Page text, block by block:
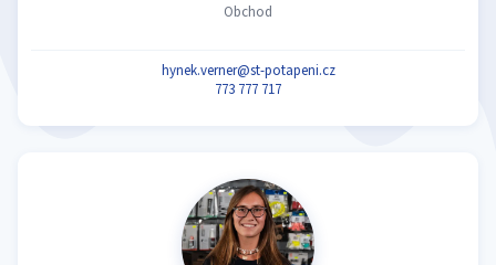
Obchod
hynek.verner@st-potapeni.cz
773 777 717